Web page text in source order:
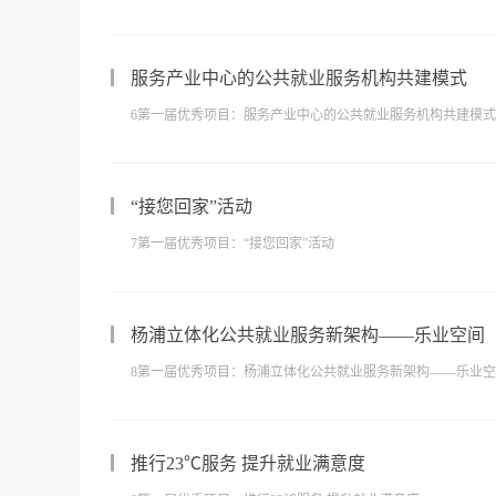
服务产业中心的公共就业服务机构共建模式
6第一届优秀项目：服务产业中心的公共就业服务机构共建模式
“接您回家”活动
7第一届优秀项目：“接您回家”活动
杨浦立体化公共就业服务新架构——乐业空间
8第一届优秀项目：杨浦立体化公共就业服务新架构——乐业
推行23℃服务 提升就业满意度